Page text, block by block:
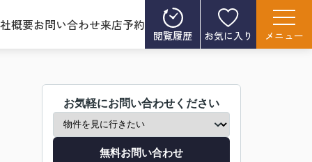
概要お問い合わせ来店予約
閲覧履歴 お気に入り メニュー
お気軽にお問い合わせください
無料お問い合わせ